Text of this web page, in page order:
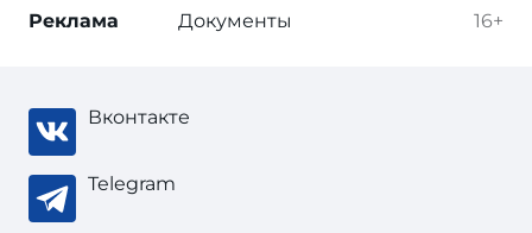
16+
Реклама Документы
Вконтакте
Telegram